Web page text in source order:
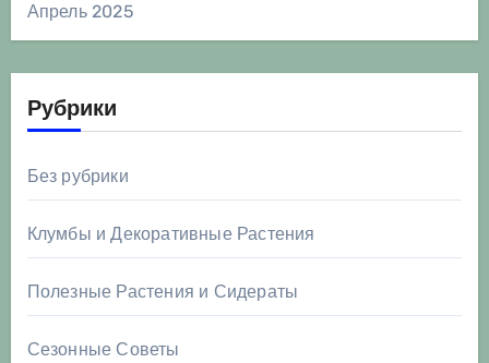
Апрель 2025
Рубрики
Без рубрики
Клумбы и Декоративные Растения
Полезные Растения и Сидераты
Сезонные Советы